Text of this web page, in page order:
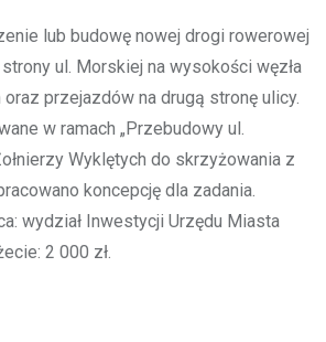
lub budowę nowej drogi rowerowej
strony ul. Morskiej na wysokości węzła
oraz przejazdów na drugą stronę ulicy.
w ramach „Przebudowy ul.
Wyklętych do skrzyżowania z
koncepcję dla zadania.
wydział Inwestycji Urzędu Miasta
2 000 zł.